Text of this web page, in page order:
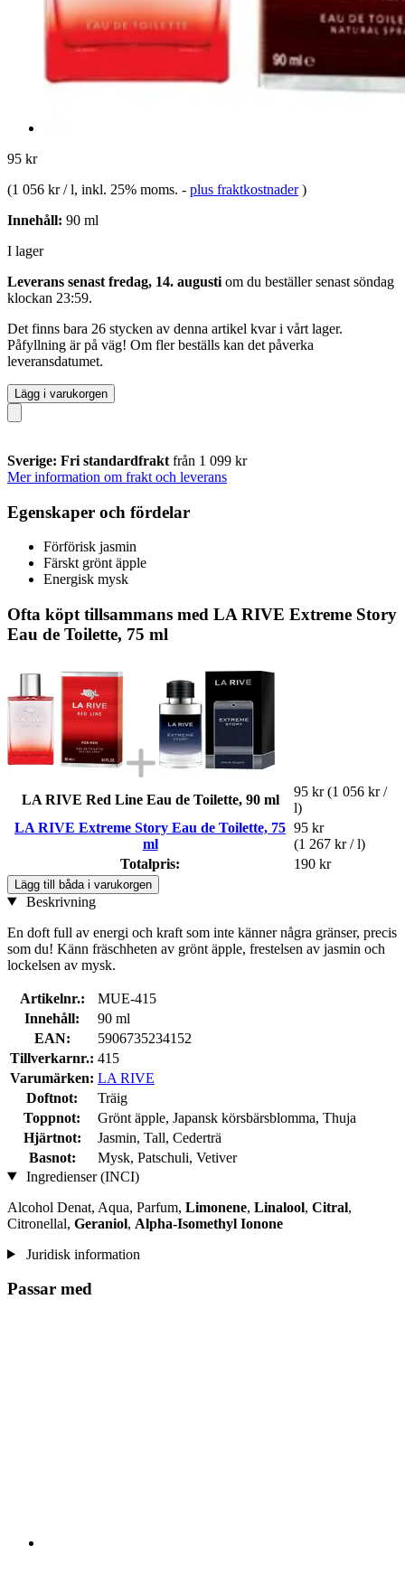
95 kr
(1 056 kr / l, inkl. 25% moms. - plus fraktkostnader )
Innehåll: 90 ml
I lager
Leverans senast fredag, 14. augusti om du beställer senast söndag
klockan 23:59.
Det finns bara 26 stycken av denna artikel kvar i vårt lager.
Påfyllning är på väg! Om fler beställs kan det påverka
leveransdatumet.
Lägg i varukorgen
Sverige: Fri standardfrakt från 1 099 kr
Mer information om frakt och leverans
Egenskaper och fördelar
Förförisk jasmin
Färskt grönt äpple
Energisk mysk
Ofta köpt tillsammans med LA RIVE Extreme Story
Eau de Toilette, 75 ml
LA RIVE Red Line Eau de Toilette, 90 ml
95 kr (1 056 kr /
l)
LA RIVE Extreme Story Eau de Toilette, 75
ml
95 kr
(1 267 kr / l)
Totalpris:
190 kr
Lägg till båda i varukorgen
Beskrivning
En doft full av energi och kraft som inte känner några gränser, precis
som du! Känn fräschheten av grönt äpple, frestelsen av jasmin och
lockelsen av mysk.
Artikelnr.:
MUE-415
Innehåll:
90 ml
EAN:
5906735234152
Tillverkarnr.: 415
Varumärken: LA RIVE
Doftnot:
Träig
Toppnot:
Grönt äpple, Japansk körsbärsblomma, Thuja
Hjärtnot:
Jasmin, Tall, Cederträ
Basnot:
Mysk, Patschuli, Vetiver
Ingredienser (INCI)
Alcohol Denat, Aqua, Parfum, Limonene, Linalool, Citral,
Citronellal, Geraniol, Alpha-Isomethyl Ionone
Juridisk information
Passar med